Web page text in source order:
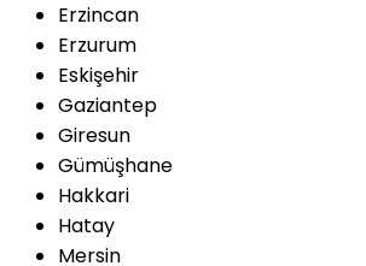
Erzincan
Erzurum
Eskişehir
Gaziantep
Giresun
Gümüşhane
Hakkari
Hatay
Mersin